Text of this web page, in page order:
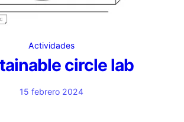
Actividades
circle lab
15 febrero 2024